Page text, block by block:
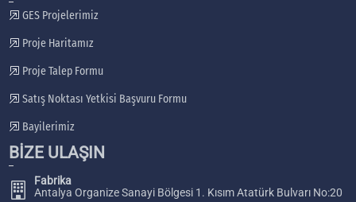
GES Projelerimiz
Proje Haritamız
Proje Talep Formu
Satış Noktası Yetkisi Başvuru Formu
Bayilerimiz
BİZE ULAŞIN
Fabrika
Antalya Organize Sanayi Bölgesi 1. Kısım Atatürk Bulvarı No:20